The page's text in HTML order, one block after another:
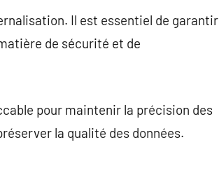
Il est essentiel de garantir
de sécurité et de
pour maintenir la précision des
la qualité des données.